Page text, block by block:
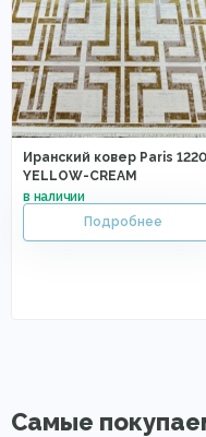
Иранский ковер Paris 1220
YELLOW-CREAM
Самые